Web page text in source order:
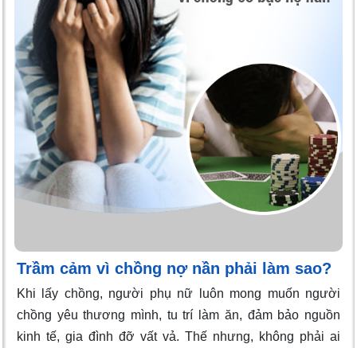
Trầm cảm vì chồng nợ nần phải làm sao?
Khi lấy chồng, người phụ nữ luôn mong muốn người
chồng yêu thương mình, tu trí làm ăn, đảm bảo nguồn
kinh tế, gia đình đỡ vất vả. Thế nhưng, không phải ai